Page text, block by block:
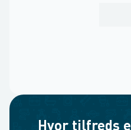
Hvor tilfreds